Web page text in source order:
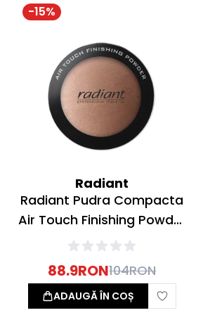
-15%
Radiant
Radiant Pudra Compacta
Air Touch Finishing Powder
02 Skin Tone 6g
88.9RON104RON
ADAUGĂ ÎN COȘ